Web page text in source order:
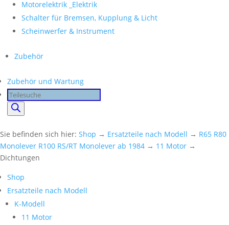
Motorelektrik _Elektrik
Schalter für Bremsen, Kupplung & Licht
Scheinwerfer & Instrument
Zubehör
Zubehör und Wartung
Products
search
Sie befinden sich hier: Shop → Ersatzteile nach Modell → R65 R80
Monolever R100 RS/RT Monolever ab 1984 → 11 Motor →
Dichtungen
Shop
Ersatzteile nach Modell
K-Modell
11 Motor